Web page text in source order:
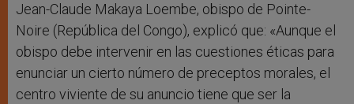
Jean-Claude Makaya Loembe, obispo de Pointe-
Noire (República del Congo), explicó que: «Aunque el
obispo debe intervenir en las cuestiones éticas para
enunciar un cierto número de preceptos morales, el
centro viviente de su anuncio tiene que ser la